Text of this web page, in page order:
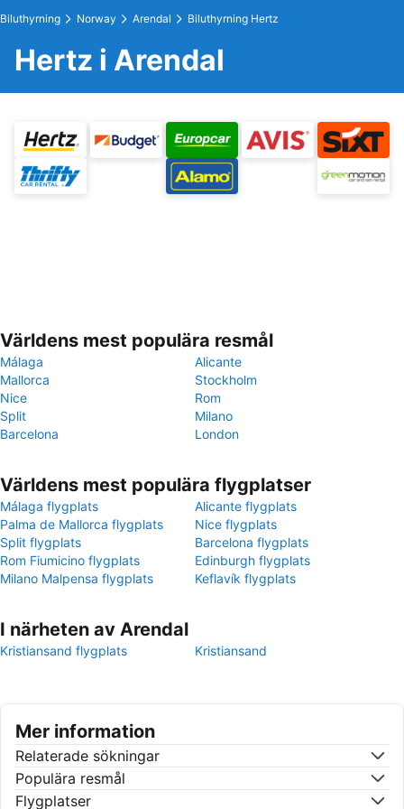
Biluthyrning Norway Arendal Biluthyrning Hertz
Hertz i Arendal
Världens mest populära resmål
Málaga
Alicante
Mallorca
Stockholm
Nice
Rom
Split
Milano
Barcelona
London
Världens mest populära flygplatser
Málaga flygplats
Alicante flygplats
Palma de Mallorca flygplats
Nice flygplats
Split flygplats
Barcelona flygplats
Rom Fiumicino flygplats
Edinburgh flygplats
Milano Malpensa flygplats
Keflavík flygplats
I närheten av Arendal
Kristiansand flygplats Kristiansand
Mer information
Relaterade sökningar
Populära resmål
Flygplatser